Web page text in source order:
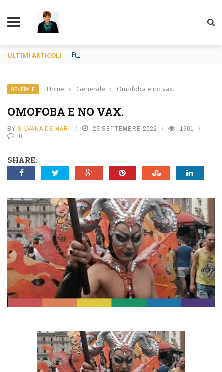
ULTIMI ARTICOLI Francia o Spagna purché si mangi
GENERALE Home › Generale › Omofoba e no vax.
OMOFOBA E NO VAX.
BY SILVANA DE MARI 25 SETTEMBRE 2022
1661
0
SHARE: